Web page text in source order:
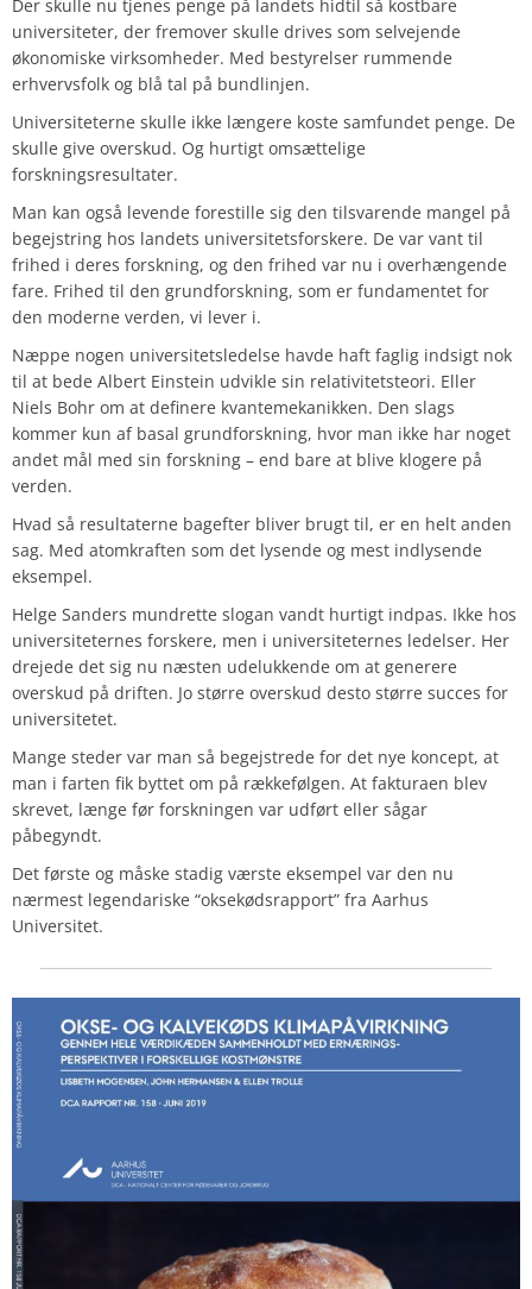
Der skulle nu tjenes penge på landets hidtil så kostbare
universiteter, der fremover skulle drives som selvejende
økonomiske virksomheder. Med bestyrelser rummende
erhvervsfolk og blå tal på bundlinjen.
Universiteterne skulle ikke længere koste samfundet penge. De
skulle give overskud. Og hurtigt omsættelige
forskningsresultater.
Man kan også levende forestille sig den tilsvarende mangel på
begejstring hos landets universitetsforskere. De var vant til
frihed i deres forskning, og den frihed var nu i overhængende
fare. Frihed til den grundforskning, som er fundamentet for
den moderne verden, vi lever i.
Næppe nogen universitetsledelse havde haft faglig indsigt nok
til at bede Albert Einstein udvikle sin relativitetsteori. Eller
Niels Bohr om at definere kvantemekanikken. Den slags
kommer kun af basal grundforskning, hvor man ikke har noget
andet mål med sin forskning – end bare at blive klogere på
verden.
Hvad så resultaterne bagefter bliver brugt til, er en helt anden
sag. Med atomkraften som det lysende og mest indlysende
eksempel.
Helge Sanders mundrette slogan vandt hurtigt indpas. Ikke hos
universiteternes forskere, men i universiteternes ledelser. Her
drejede det sig nu næsten udelukkende om at generere
overskud på driften. Jo større overskud desto større succes for
universitetet.
Mange steder var man så begejstrede for det nye koncept, at
man i farten fik byttet om på rækkefølgen. At fakturaen blev
skrevet, længe før forskningen var udført eller sågar
påbegyndt.
Det første og måske stadig værste eksempel var den nu
nærmest legendariske “oksekødsrapport” fra Aarhus
Universitet.